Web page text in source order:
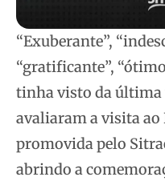
“Exuberante”,
“gratificante”,
tinha visto da última
avaliaram a visita
promovida pelo
abrindo a